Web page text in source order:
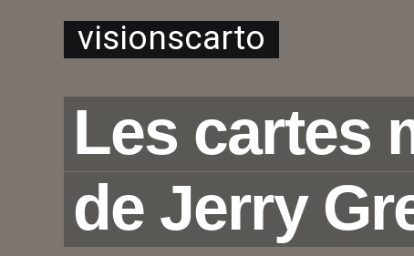
visionscarto
Les cartes
de Jerry